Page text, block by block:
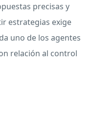
precisas y
estrategias exige
uno de los agentes
relación al control